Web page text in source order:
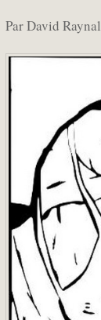
Par David Raynal